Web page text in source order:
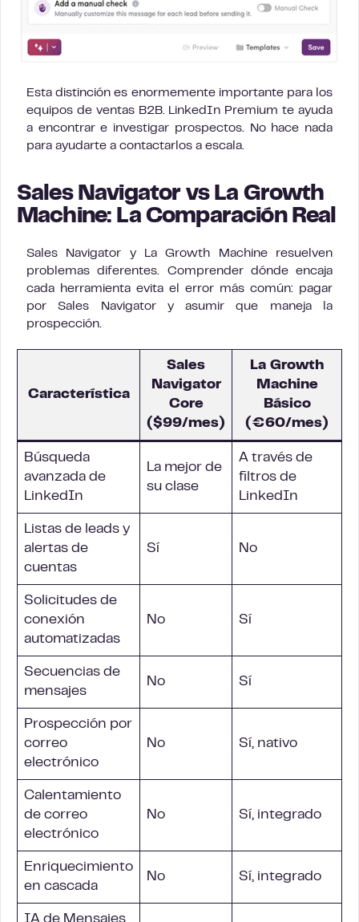
Esta distinción es enormemente importante para los
equipos de ventas B2B. LinkedIn Premium te ayuda
a encontrar e investigar prospectos. No hace nada
para ayudarte a contactarlos a escala.
Sales Navigator vs La Growth
Machine: La Comparación Real
Sales Navigator y La Growth Machine resuelven
problemas diferentes. Comprender dónde encaja
cada herramienta evita el error más común: pagar
por Sales Navigator y asumir que maneja la
prospección.
Característica
Sales
Navigator
Core
($99/mes)
La Growth
Machine
Básico
(€60/mes)
Búsqueda
avanzada de
LinkedIn
La mejor de
su clase
A través de
filtros de
LinkedIn
Listas de leads y
alertas de
cuentas
Sí No
Solicitudes de
conexión
automatizadas
No Sí
Secuencias de
mensajes
No Sí
Prospección por
correo
electrónico
No Sí, nativo
Calentamiento
de correo
electrónico
No Sí, integrado
Enriquecimiento
en cascada
No Sí, integrado